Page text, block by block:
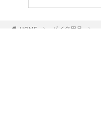
HOME バイク用品